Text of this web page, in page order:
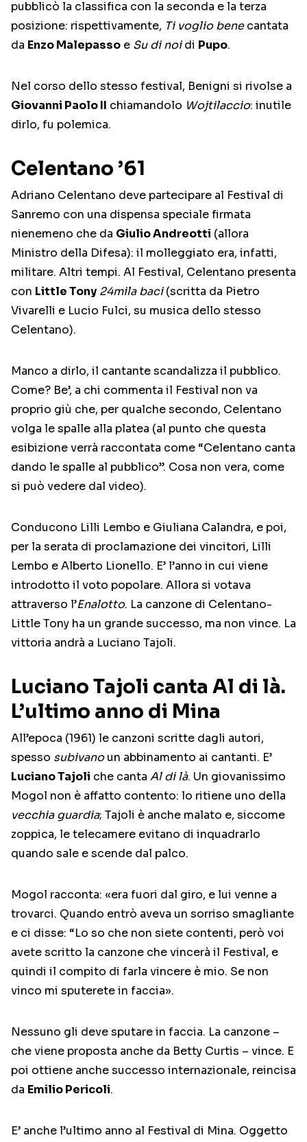
pubblicò la classifica con la seconda e la terza
posizione: rispettivamente, Ti voglio benecantata
da Enzo Malepasso e Su di noidi Pupo.
Nel corso dello stesso festival, Benigni si rivolse a
Giovanni Paolo II chiamandolo Wojtilaccio: inutile
dirlo, fu polemica.
Celentano ’61
Adriano Celentano deve partecipare al Festival di
Sanremo con una dispensa speciale firmata
nienemeno che da Giulio Andreotti (allora
Ministro della Difesa): il molleggiato era, infatti,
militare. Altri tempi. Al Festival, Celentano presenta
con Little Tony 24mila baci(scritta da Pietro
Vivarelli e Lucio Fulci, su musica dello stesso
Celentano).
Manco a dirlo, il cantante scandalizza il pubblico.
Come? Be’, a chi commenta il Festival non va
proprio giù che, per qualche secondo, Celentano
volga le spalle alla platea (al punto che questa
esibizione verrà raccontata come “Celentano canta
dando le spalle al pubblico”. Cosa non vera, come
si può vedere dal video).
Conducono Lilli Lembo e Giuliana Calandra, e poi,
per la serata di proclamazione dei vincitori, Lilli
Lembo e Alberto Lionello. E’ l’anno in cui viene
introdotto il voto popolare. Allora si votava
attraverso l’Enalotto. La canzone di Celentano-
Little Tony ha un grande successo, ma non vince. La
vittoria andrà a Luciano Tajoli.
Luciano Tajoli canta Al di là.
L’ultimo anno di Mina
All’epoca (1961) le canzoni scritte dagli autori,
spesso subivanoun abbinamento ai cantanti. E’
Luciano Tajoli che canta Al di là. Un giovanissimo
Mogol non è affatto contento: lo ritiene uno della
vecchia guardia; Tajoli è anche malato e, siccome
zoppica, le telecamere evitano di inquadrarlo
quando sale e scende dal palco.
Mogol racconta: «era fuori dal giro, e lui venne a
trovarci. Quando entrò aveva un sorriso smagliante
e ci disse: “Lo so che non siete contenti, però voi
avete scritto la canzone che vincerà il Festival, e
quindi il compito di farla vincere è mio. Se non
vinco mi sputerete in faccia».
Nessuno gli deve sputare in faccia. La canzone –
che viene proposta anche da Betty Curtis – vince. E
poi ottiene anche successo internazionale, reincisa
da Emilio Pericoli.
E’ anche l’ultimo anno al Festival di Mina. Oggetto